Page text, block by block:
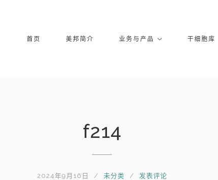
首页 美邦简介 业务与产品 干细胞库
f214
2024年9月16日 未分类 发表评论